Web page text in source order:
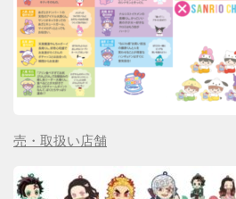
売・取扱い店舗